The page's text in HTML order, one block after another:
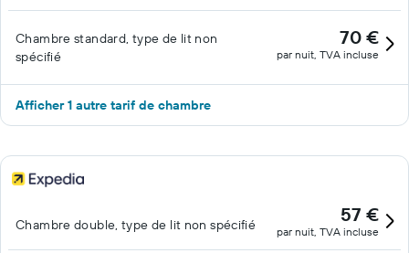
Chambre standard, type de lit non
spécifié
70 €
par nuit, TVA incluse
Afficher 1 autre tarif de chambre
Chambre double, type de lit non spécifié 57 €
par nuit, TVA incluse